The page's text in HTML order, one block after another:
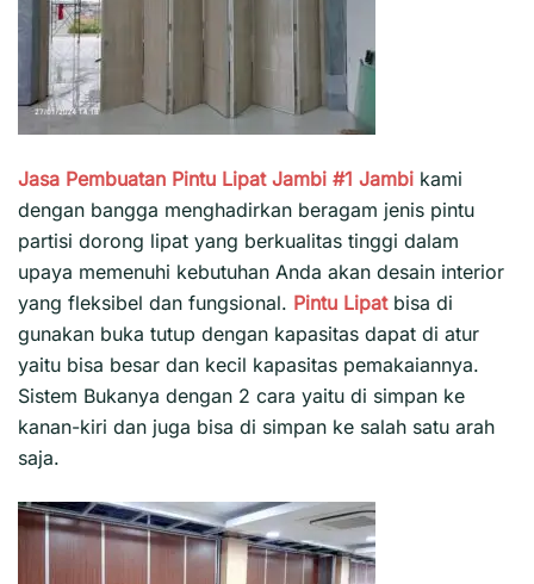
Jasa Pembuatan Pintu Lipat Jambi #1 Jambi kami
dengan bangga menghadirkan beragam jenis pintu
partisi dorong lipat yang berkualitas tinggi dalam
upaya memenuhi kebutuhan Anda akan desain interior
yang fleksibel dan fungsional. Pintu Lipat bisa di
gunakan buka tutup dengan kapasitas dapat di atur
yaitu bisa besar dan kecil kapasitas pemakaiannya.
Sistem Bukanya dengan 2 cara yaitu di simpan ke
kanan-kiri dan juga bisa di simpan ke salah satu arah
saja.